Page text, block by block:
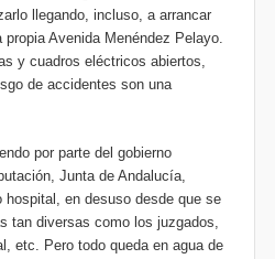
llegando, incluso, a arrancar
Avenida Menéndez Pelayo.
y cuadros eléctricos abiertos,
de accidentes son una
por parte del gobierno
Junta de Andalucía,
en desuso desde que se
tan diversas como los juzgados,
etc. Pero todo queda en agua de